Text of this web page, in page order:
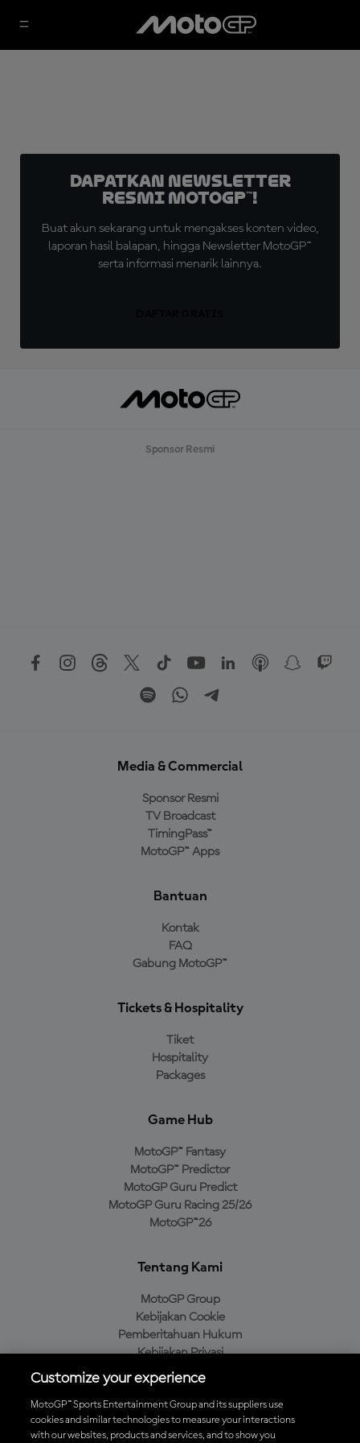
Dapatkan Newsletter
Resmi MotoGP™!
Buat akun sekarang untuk mengakses konten video,
laporan hasil balapan, hingga Newsletter MotoGP™
serta informasi menarik lainnya.
Sponsor Resmi
Media & Commercial
Sponsor Resmi
TV Broadcast
TimingPass™
MotoGP™ Apps
Bantuan
Kontak
FAQ
Gabung MotoGP™
Tickets & Hospitality
Tiket
Hospitality
Packages
Game Hub
MotoGP™ Fantasy
MotoGP™ Predictor
MotoGP Guru Predict
MotoGP Guru Racing 25/26
MotoGP™26
Tentang Kami
MotoGP Group
Kebijakan Cookie
Pemberitahuan Hukum
Kebijakan Privasi
Kebijakan Pembelian
Unduh Aplikasi Resmi MotoGP™
Customize your experience
MotoGP™ Sports Entertainment Group and its suppliers use
cookies and similar technologies to measure your interactions
with our websites, products and services, and to show you